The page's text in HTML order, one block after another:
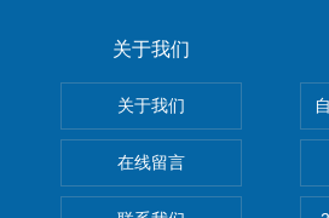
关于我们
关于我们
在线留言